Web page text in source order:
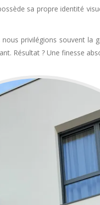
sa propre identité
privilégions souvent
Résultat ? Une finesse